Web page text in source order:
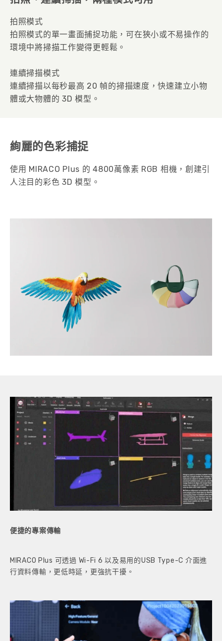
拍照模式
拍照模式的單一畫面捕捉功能，可在狹小或不易操作的
環境中將掃描工作變得更輕鬆。
連續掃描模式
連續掃描以每秒最高 20 幀的掃描速度，快速建立小物
體或大物體的 3D 模型。
絢麗的色彩捕捉
使用 MIRACO Plus 的 4800萬像素 RGB 相機，創建引
人注目的彩色 3D 模型。
便捷的專案傳輸
MIRACO Plus 可透過 Wi-Fi 6 以及易用的USB Type-C 介面進
行資料傳輸，更低時延，更強抗干擾。